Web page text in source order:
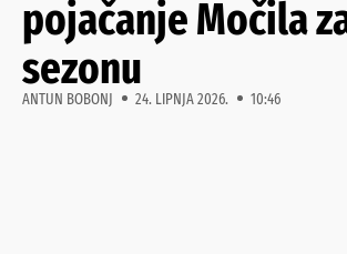
pojačanje Močila
sezonu
ANTUN BOBONJ 24. LIPNJA 2026. 10:46